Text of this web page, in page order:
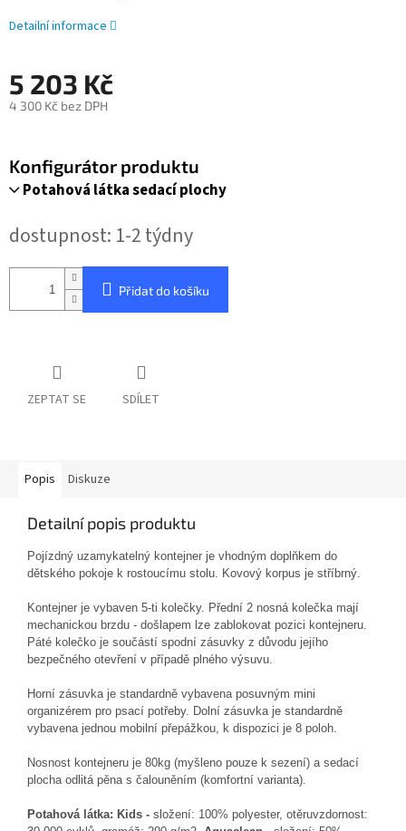
5 203 Kč
4 300 Kč bez DPH
dostupnost: 1-2 týdny
Přidat do košíku
Detailní informace
ZEPTAT SE SDÍLET
Konfigurátor produktu
Potahová látka sedací plochy
Popis Diskuze
Detailní popis produktu
Pojízdný uzamykatelný kontejner je vhodným doplňkem do
dětského pokoje k rostoucímu stolu. Kovový korpus je stříbrný.
Kontejner je vybaven 5-ti kolečky. Přední 2 nosná kolečka mají
mechanickou brzdu - došlapem lze zablokovat pozici kontejneru.
Páté kolečko je součástí spodní zásuvky z důvodu jejího
bezpečného otevření v případě plného výsuvu.
Horní zásuvka je standardně vybavena posuvným mini
organizérem pro psací potřeby. Dolní zásuvka je standardně
vybavena jednou mobilní přepážkou, k dispozici je 8 poloh.
Nosnost kontejneru je 80kg (myšleno pouze k sezení) a sedací
plocha odlitá pěna s čalouněním (komfortní varianta).
Potahová látka: Kids - složení: 100% polyester, otěruvzdornost: